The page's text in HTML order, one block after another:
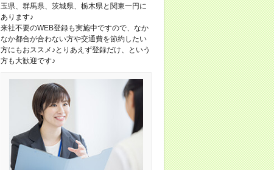
玉県、群馬県、茨城県、栃木県と関東一円に
あります♪
来社不要のWEB登録も実施中ですので、なか
なか都合が合わない方や交通費を節約したい
方にもおススメ♪とりあえず登録だけ、という
方も大歓迎です♪